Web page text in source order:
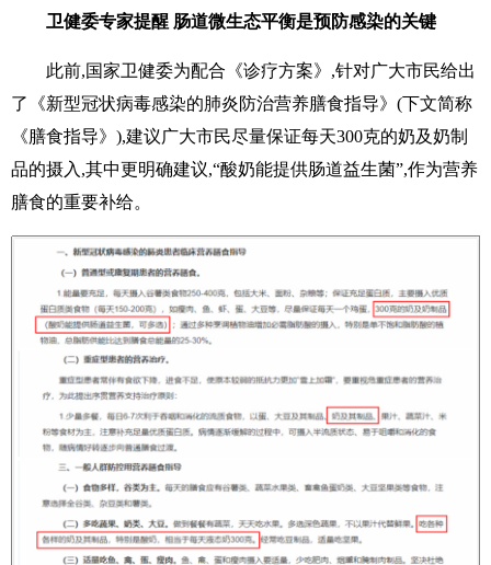
卫健委专家提醒 肠道微生态平衡是预防感染的关键
此前,国家卫健委为配合《诊疗方案》,针对广大市民给出
了《新型冠状病毒感染的肺炎防治营养膳食指导》(下文简称
《膳食指导》),建议广大市民尽量保证每天300克的奶及奶制
品的摄入,其中更明确建议,“酸奶能提供肠道益生菌”,作为营养
膳食的重要补给。